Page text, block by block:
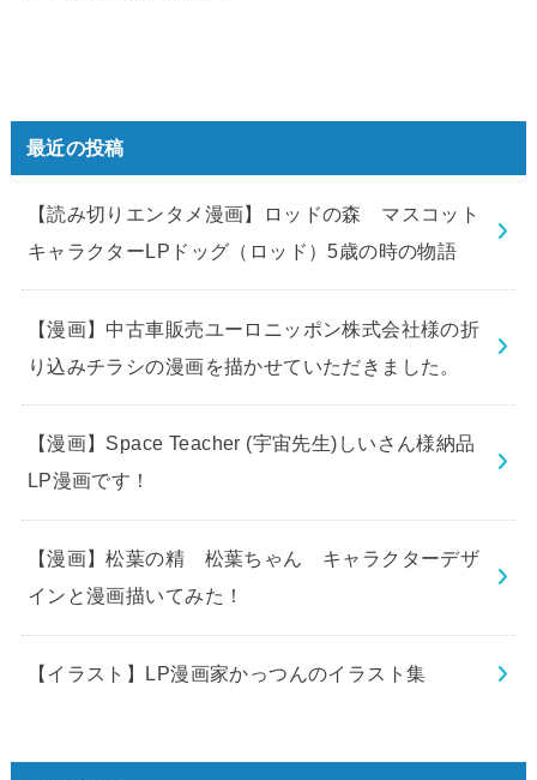
最近の投稿
【読み切りエンタメ漫画】ロッドの森 マスコット
キャラクターLPドッグ（ロッド）5歳の時の物語
【漫画】中古車販売ユーロニッポン株式会社様の折
り込みチラシの漫画を描かせていただきました。
【漫画】Space Teacher (宇宙先生)しいさん様納品
LP漫画です！
【漫画】松葉の精 松葉ちゃん キャラクターデザ
インと漫画描いてみた！
【イラスト】LP漫画家かっつんのイラスト集